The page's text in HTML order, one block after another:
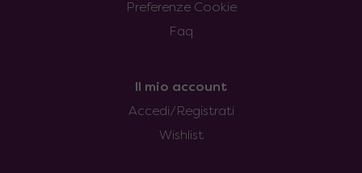
Preferenze Cookie
Faq
Il mio account
Accedi/Registrati
Wishlist